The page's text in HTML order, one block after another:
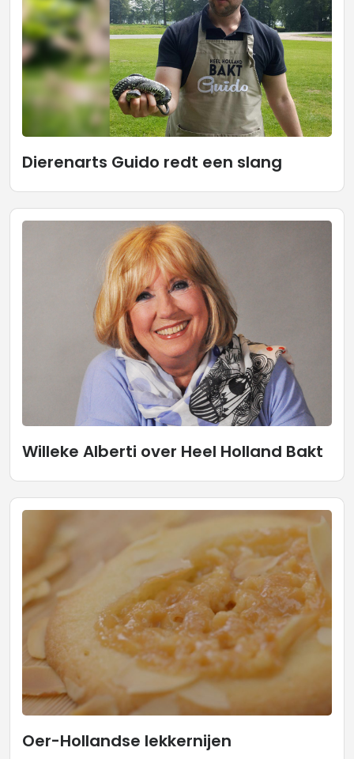
Dierenarts Guido redt een slang
Willeke Alberti over Heel Holland Bakt
Oer-Hollandse lekkernijen